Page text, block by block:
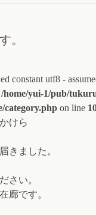
。
constant utf8 -
/home/yui-1/pub/
category.php on line
けら
きました。
さい。
廊です。